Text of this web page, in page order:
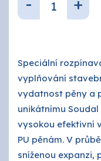
O nás
Speciální
vyplňování
vydatnost pěny a
unikátnímu
vysokou efektivní
PU pěnám. V
sníženou expanzi,
- +